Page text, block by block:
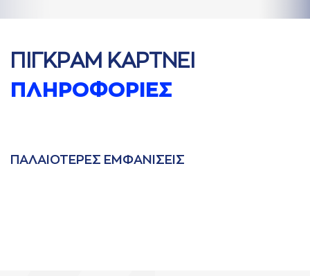
ΠΙΓΚΡAΜ ΚAΡΤΝΕΙ
ΠΛΗΡΟΦΟΡΙΕΣ
ΠAΛAΙΟΤΕΡΕΣ ΕΜΦAΝΙΣΕΙΣ